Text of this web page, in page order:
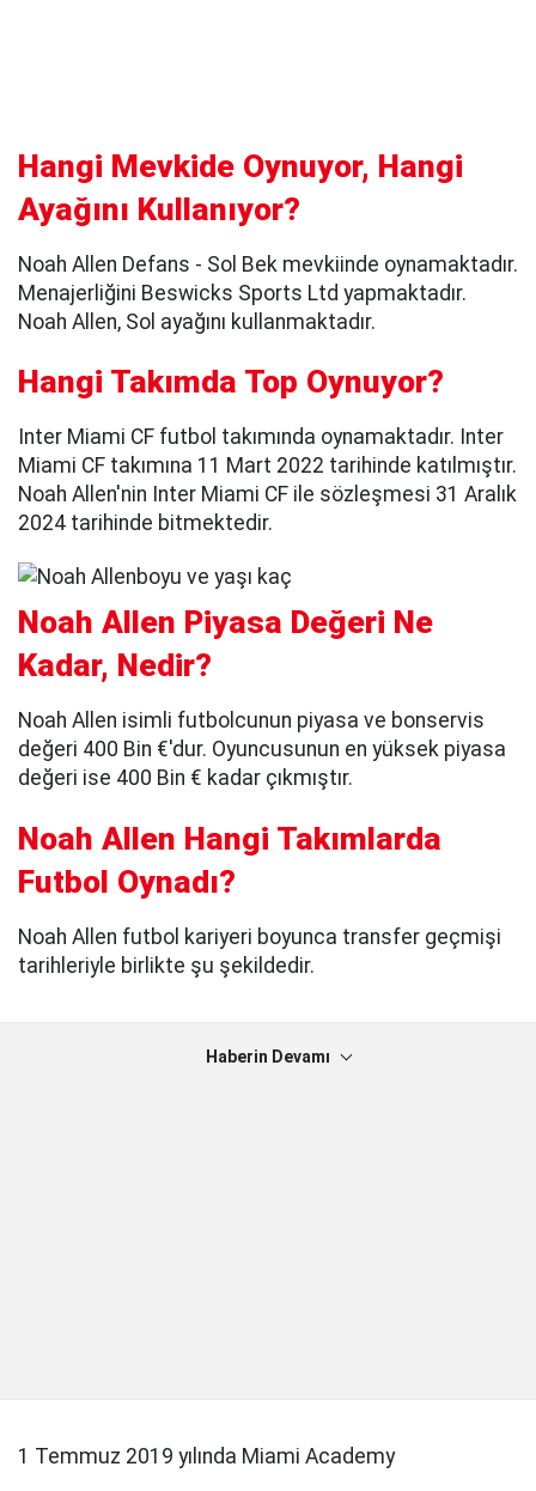
Hangi Mevkide Oynuyor, Hangi
Ayağını Kullanıyor?
Noah Allen Defans - Sol Bek mevkiinde oynamaktadır.
Menajerliğini Beswicks Sports Ltd yapmaktadır.
Noah Allen, Sol ayağını kullanmaktadır.
Hangi Takımda Top Oynuyor?
Inter Miami CF futbol takımında oynamaktadır. Inter
Miami CF takımına 11 Mart 2022 tarihinde katılmıştır.
Noah Allen'nin Inter Miami CF ile sözleşmesi 31 Aralık
2024 tarihinde bitmektedir.
Noah Allen Piyasa Değeri Ne
Kadar, Nedir?
Noah Allen isimli futbolcunun piyasa ve bonservis
değeri 400 Bin €'dur. Oyuncusunun en yüksek piyasa
değeri ise 400 Bin € kadar çıkmıştır.
Noah Allen Hangi Takımlarda
Futbol Oynadı?
Noah Allen futbol kariyeri boyunca transfer geçmişi
tarihleriyle birlikte şu şekildedir.
Haberin Devamı
1 Temmuz 2019 yılında Miami Academy